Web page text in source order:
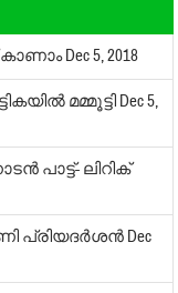
Dec 5, 2018
മമ്മൂട്ടി Dec 5,
പാട്ട്- ലിറിക്
പ്രിയദര്‍ശന്‍ Dec